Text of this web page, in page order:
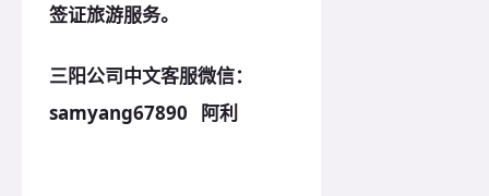
签证旅游服务。
三阳公司中文客服微信：
samyang67890 阿利